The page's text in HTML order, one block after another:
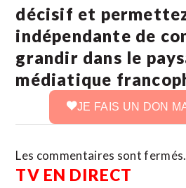
décisif et
indépendante de
grandir dans le
médiatique
JE FAIS UN DON
Les commentaires sont fermés.
TV EN DIRECT